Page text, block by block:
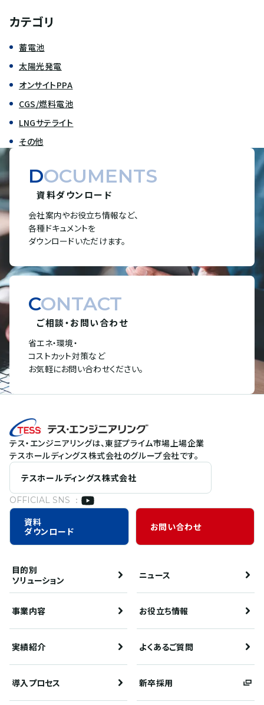
カテゴリ
蓄電池
太陽光発電
オンサイトPPA
CGS/燃料電池
LNGサテライト
その他
DOCUMENTS
資料ダウンロード
会社案内やお役立ち情報など、
各種ドキュメントを
ダウンロードいただけます。
CONTACT
ご相談・お問い合わせ
省エネ・環境・
コストカット対策など
お気軽にお問い合わせください。
テス・エンジニアリングは、東証プライム市場上場企業
テスホールディングス株式会社のグループ会社です。
テスホールディングス株式会社
OFFICIAL SNS ：
資料
ダウンロード
お問い合わせ
目的別
ソリューション
ニュース
事業内容 お役立ち情報
実績紹介 よくあるご質問
導入プロセス 新卒採用